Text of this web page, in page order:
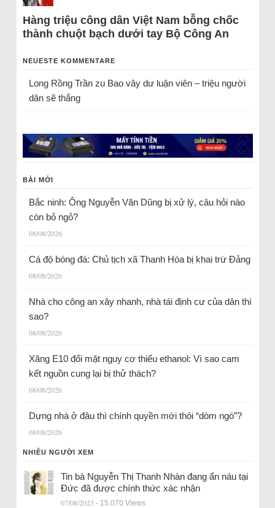
Hàng triệu công dân Việt Nam bỗng chốc
thành chuột bạch dưới tay Bộ Công An
NEUESTE KOMMENTARE
Long Rồng Trầnzu Bao vây dư luận viên – triệu người
dân sẽ thắng
BÀI MỚI
Bắc ninh: Ông Nguyễn Văn Dũng bị xử lý, câu hỏi nào
còn bỏ ngỏ?
08/08/2026
Cá độ bóng đá: Chủ tịch xã Thanh Hóa bị khai trừ Đảng
08/08/2026
Nhà cho công an xây nhanh, nhà tái định cư của dân thì
sao?
08/08/2026
Xăng E10 đối mặt nguy cơ thiếu ethanol: Vì sao cam
kết nguồn cung lại bị thử thách?
08/08/2026
Dựng nhà ở đâu thì chính quyền mới thôi “dòm ngó”?
08/08/2026
NHIỀU NGƯỜI XEM
Tin bà Nguyễn Thị Thanh Nhàn đang ẩn náu tại
Đức đã được chính thức xác nhận
07/08/2023 - 15.070 Views